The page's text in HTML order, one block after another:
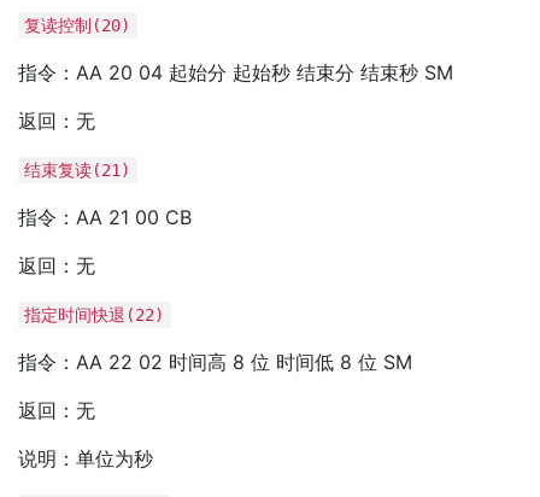
复读控制(20)
指令：AA 20 04 起始分 起始秒 结束分 结束秒 SM
返回：无
结束复读(21)
指令：AA 21 00 CB
返回：无
指定时间快退(22)
指令：AA 22 02 时间高 8 位 时间低 8 位 SM
返回：无
说明：单位为秒